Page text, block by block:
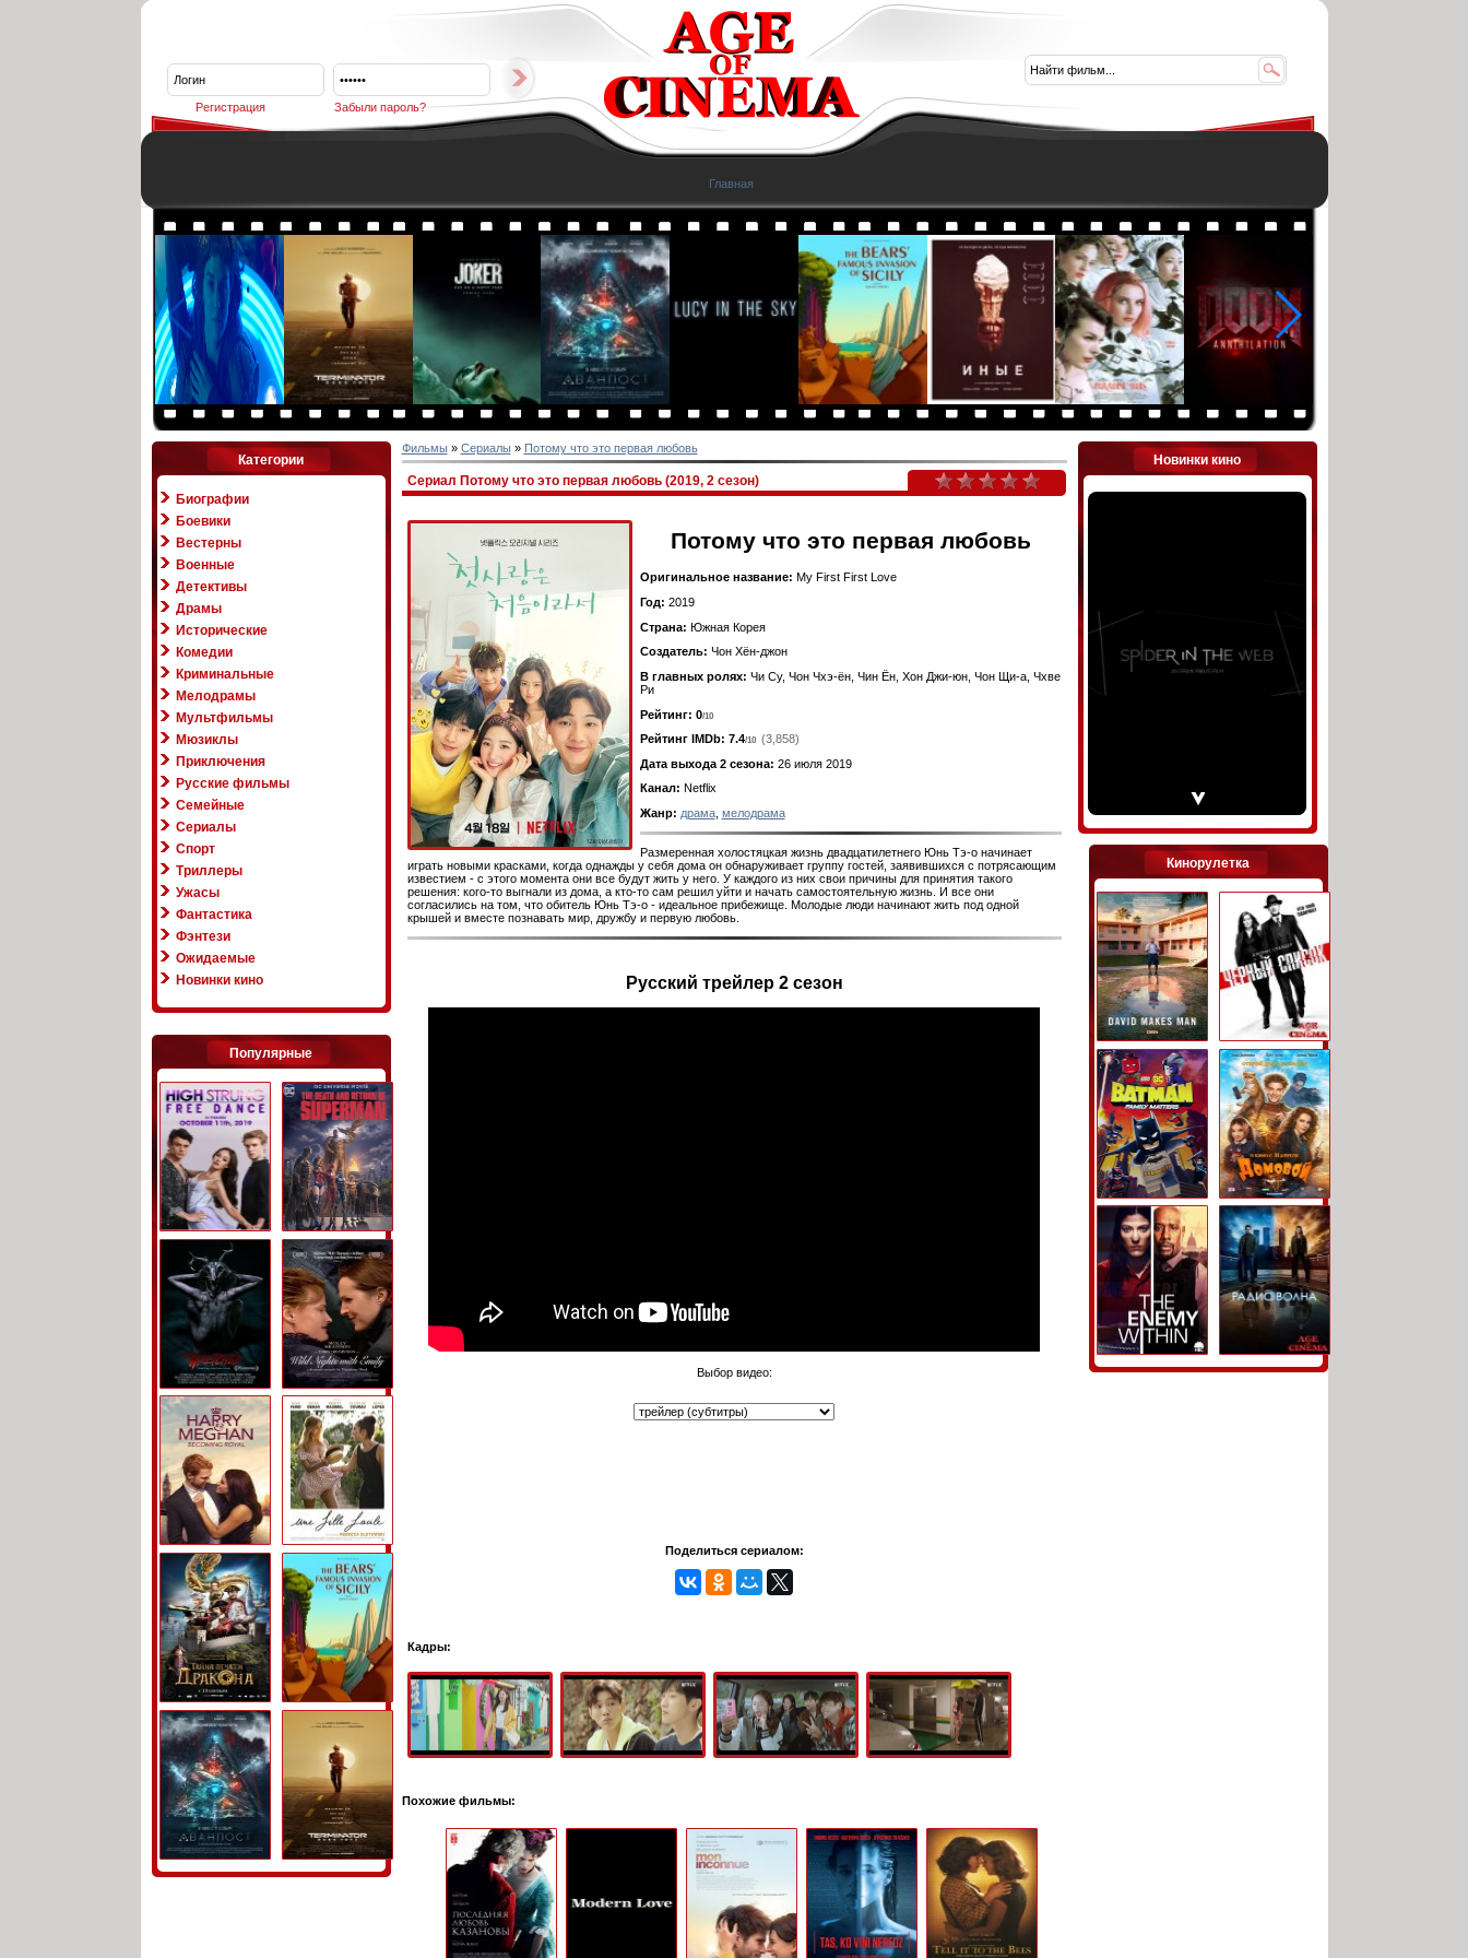
Регистрация Забыли пароль?
Главная
Категории
Биографии
Боевики
Вестерны
Военные
Детективы
Драмы
Исторические
Комедии
Криминальные
Мелодрамы
Мультфильмы
Мюзиклы
Приключения
Русские фильмы
Семейные
Сериалы
Спорт
Триллеры
Ужасы
Фантастика
Фэнтези
Ожидаемые
Новинки кино
Популярные
Фильмы» Сериалы» Потому что это первая любовь
Сериал Потому что это первая любовь (2019, 2 сезон)
Потому что это первая любовь
Оригинальное название: My First First Love
Год: 2019
Страна: Южная Корея
Создатель: Чон Хён-джон
В главных ролях: Чи Су, Чон Чхэ-ён, Чин Ён, Хон Джи-юн, Чон Щи-а, Чхве
Ри
Рейтинг: 0/10
Рейтинг IMDb: 7.4/10
(3,858)
Дата выхода 2 сезона: 26 июля 2019
Канал: Netflix
Жанр: драма, мелодрама
Размеренная холостяцкая жизнь двадцатилетнего Юнь Тэ-о начинает
играть новыми красками, когда однажды у себя дома он обнаруживает группу гостей, заявившихся с потрясающим
известием - с этого момента они все будут жить у него. У каждого из них свои причины для принятия такого
решения: кого-то выгнали из дома, а кто-то сам решил уйти и начать самостоятельную жизнь. И все они
согласились на том, что обитель Юнь Тэ-о - идеальное прибежище. Молодые люди начинают жить под одной
крышей и вместе познавать мир, дружбу и первую любовь.
Русский трейлер 2 сезон
Выбор видео:
Поделиться сериалом:
Кадры:
Похожие фильмы:
Новинки кино
Кинорулетка